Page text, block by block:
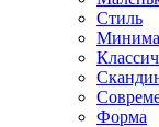
Стиль
Форма